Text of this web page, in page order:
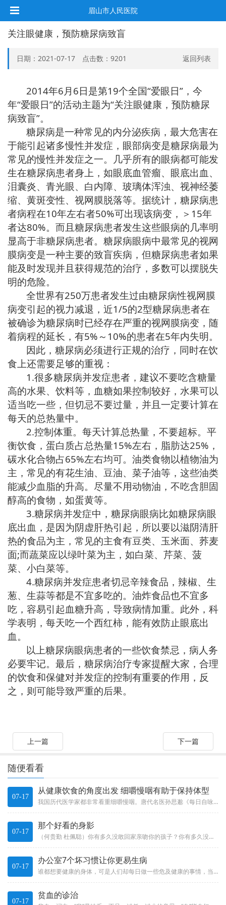
眉山市人民医院
关注眼健康，预防糖尿病致盲
日期：2021-07-17 点击数： 9201 返回列表
2014年6月6日是第19个全国“爱眼日”，今
年“爱眼日”的活动主题为“关注眼健康，预防糖尿
病致盲”。
糖尿病是一种常见的内分泌疾病，最大危害在
于能引起诸多慢性并发症，眼部病变是糖尿病最为
常见的慢性并发症之一。几乎所有的眼病都可能发
生在糖尿病患者身上，如眼底血管瘤、眼底出血、
泪囊炎、青光眼、白内障、玻璃体浑浊、视神经萎
缩、黄斑变性、视网膜脱落等。据统计，糖尿病患
者病程在10年左右者50%可出现该病变，＞15年
者达80%。而且糖尿病患者发生这些眼病的几率明
显高于非糖尿病患者。糖尿病眼病中最常见的视网
膜病变是一种主要的致盲疾病，但糖尿病患者如果
能及时发现并且获得规范的治疗，多数可以摆脱失
明的危险。
全世界有250万患者发生过由糖尿病性视网膜
病变引起的视力减退，近1/5的2型糖尿病患者在
被确诊为糖尿病时已经存在严重的视网膜病变，随
着病程的延长，有5%～10%的患者在5年内失明。
因此，糖尿病必须进行正规的治疗，同时在饮
食上还需要足够的重视：
1.很多糖尿病并发症患者，建议不要吃含糖量
高的水果、饮料等，血糖如果控制较好，水果可以
适当吃一些，但切忌不要过量，并且一定要计算在
每天的总热量中。
2.控制体重。每天计算总热量，不要超标。平
衡饮食，蛋白质占总热量15%左右，脂肪达25%，
碳水化合物占65%左右均可。油类食物以植物油为
主，常见的有花生油、豆油、菜子油等，这些油类
能减少血脂的升高。尽量不用动物油，不吃含胆固
醇高的食物，如蛋黄等。
3.糖尿病并发症中，糖尿病眼病比如糖尿病眼
底出血，是因为阴虚肝热引起，所以要以滋阴清肝
热的食品为主，常见的主食有豆类、玉米面、荞麦
面;而蔬菜应以绿叶菜为主，如白菜、芹菜、菠
菜、小白菜等。
4.糖尿病并发症患者切忌辛辣食品，辣椒、生
葱、生蒜等都是不宜多吃的。油炸食品也不宜多
吃，容易引起血糖升高，导致病情加重。此外，科
学表明，每天吃一个西红柿，能有效防止眼底出
血。
以上糖尿病眼病患者的一些饮食禁忌，病人务
必要牢记。最后，糖尿病治疗专家提醒大家，合理
的饮食和保健对并发症的控制有重要的作用，反
之，则可能导致严重的后果。
上一篇 下一篇
随便看看
07-17
从健康饮食的角度出发 细嚼慢咽有助于保持体型
我国历代医学家都非常看重细嚼慢咽。唐代名医孙思邈《每日自咏歌》云：“美食须熟嚼，生食不粗吞。”明朝的《昨非庵日纂》云：“...
07-17
那个好看的身影
（何贵勤 杜佩聪）你有多久没敢回家亲吻你的孩子？你有多久没敢回家和爸爸妈妈吃顿晚餐？记不得有多久了。但我们每天都在思念他...
07-17
办公室7个坏习惯让你更易生病
谁都想要健康的身体，可是人们却每日做一些危及健康的事情，当然，这些危害都是日渐积累到最后才会爆发它的威力。如果你不想生病...
07-17
贫血的诊治